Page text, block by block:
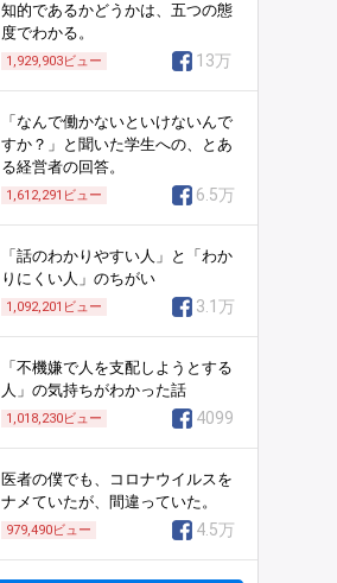
知的であるかどうかは、五つの態
度でわかる。
1,929,903ビュー 13万
「なんで働かないといけないんで
すか？」と聞いた学生への、とあ
る経営者の回答。
1,612,291 ビュー 6.5万
「話のわかりやすい人」と「わか
りにくい人」のちがい
1,092,201 ビュー 3.1万
「不機嫌で人を支配しようとする
人」の気持ちがわかった話
1,018,230ビュー 4099
医者の僕でも、コロナウイルスを
ナメていたが、間違っていた。
979,490ビュー 4.5万